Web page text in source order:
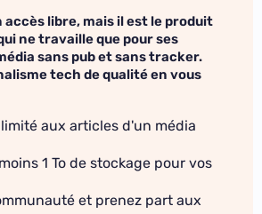
libre, mais il est le produit
ne travaille que pour ses
sans pub et sans tracker.
tech de qualité en vous
aux articles d'un média
1 To de stockage pour vos
et prenez part aux